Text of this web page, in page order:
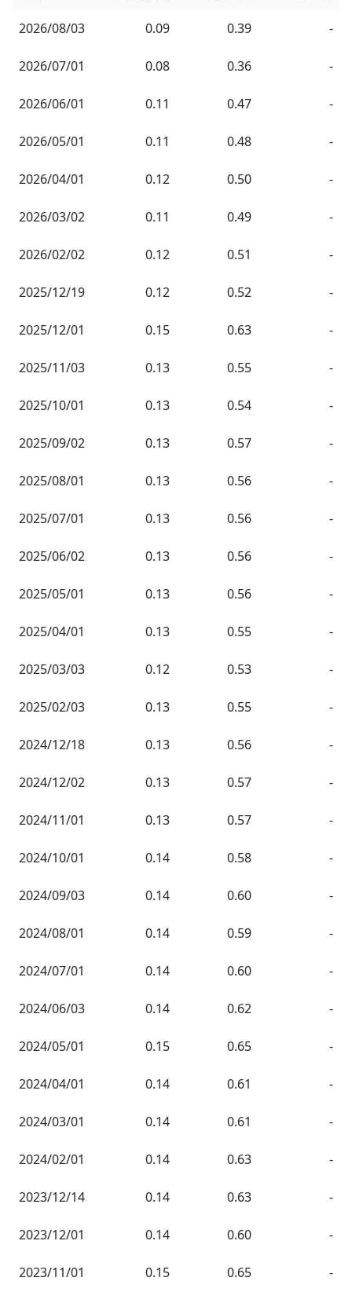
2026/08/03 0.09 0.39 -
2026/07/01 0.08 0.36 -
2026/06/01 0.11 0.47 -
2026/05/01 0.11 0.48 -
2026/04/01 0.12 0.50 -
2026/03/02 0.11 0.49 -
2026/02/02 0.12 0.51 -
2025/12/19 0.12 0.52 -
2025/12/01 0.15 0.63 -
2025/11/03 0.13 0.55 -
2025/10/01 0.13 0.54 -
2025/09/02 0.13 0.57 -
2025/08/01 0.13 0.56 -
2025/07/01 0.13 0.56 -
2025/06/02 0.13 0.56 -
2025/05/01 0.13 0.56 -
2025/04/01 0.13 0.55 -
2025/03/03 0.12 0.53 -
2025/02/03 0.13 0.55 -
2024/12/18 0.13 0.56 -
2024/12/02 0.13 0.57 -
2024/11/01 0.13 0.57 -
2024/10/01 0.14 0.58 -
2024/09/03 0.14 0.60 -
2024/08/01 0.14 0.59 -
2024/07/01 0.14 0.60 -
2024/06/03 0.14 0.62 -
2024/05/01 0.15 0.65 -
2024/04/01 0.14 0.61 -
2024/03/01 0.14 0.61 -
2024/02/01 0.14 0.63 -
2023/12/14 0.14 0.63 -
2023/12/01 0.14 0.60 -
2023/11/01 0.15 0.65 -